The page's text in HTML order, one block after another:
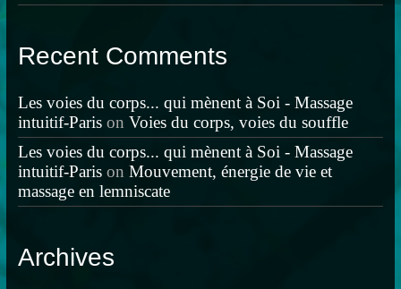
Recent Comments
Les voies du corps... qui mènent à Soi - Massage
intuitif-Parison Voies du corps, voies du souffle
Les voies du corps... qui mènent à Soi - Massage
intuitif-Parison Mouvement, énergie de vie et
massage en lemniscate
Archives